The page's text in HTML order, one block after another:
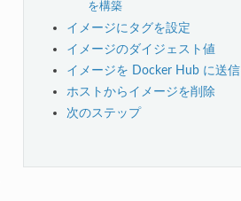
を構築
イメージにタグを設定
イメージのダイジェスト値
イメージを Docker Hub に送信
ホストからイメージを削除
次のステップ